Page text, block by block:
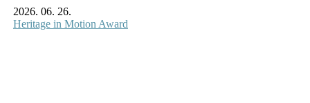
2026. 06. 26.
Heritage in Motion Award